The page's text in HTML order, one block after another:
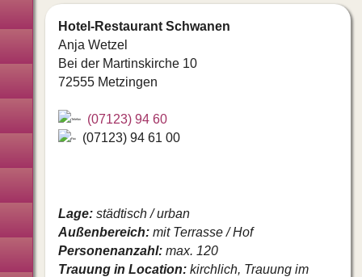
Catering
Hochzeitstorte
Musiker · DJ's · Bands
Showkünstler · Kinder
Feuerwerk · Lasershow
Technik · Verleih · Zelte
Hotel-Restaurant Schwanen
Anja Wetzel
Bei der Martinskirche 10
72555 Metzingen
(07123) 94 60
(07123) 94 61 00
Lage: städtisch / urban
Außenbereich: mit Terrasse / Hof
Personenanzahl: max. 120
Trauung in Location: kirchlich, Trauung im